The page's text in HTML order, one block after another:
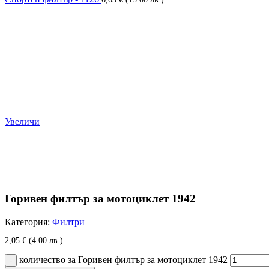
Увеличи
Горивен филтър за мотоциклет 1942
Категория: Филтри
2,05 € (4.00 лв.)
количество за Горивен филтър за мотоциклет 1942